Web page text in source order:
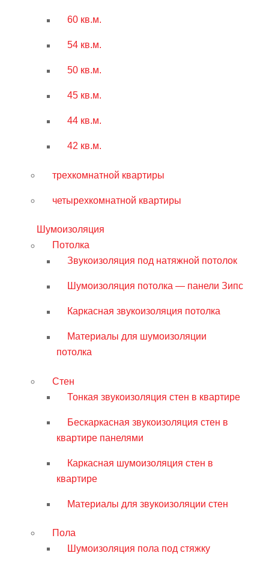
60 кв.м.
54 кв.м.
50 кв.м.
45 кв.м.
44 кв.м.
42 кв.м.
трехкомнатной квартиры
четырехкомнатной квартиры
Шумоизоляция
Потолка
Звукоизоляция под натяжной потолок
Шумоизоляция потолка — панели Зипс
Каркасная звукоизоляция потолка
Материалы для шумоизоляции
потолка
Стен
Тонкая звукоизоляция стен в квартире
Бескаркасная звукоизоляция стен в
квартире панелями
Каркасная шумоизоляция стен в
квартире
Материалы для звукоизоляции стен
Пола
Шумоизоляция пола под стяжку